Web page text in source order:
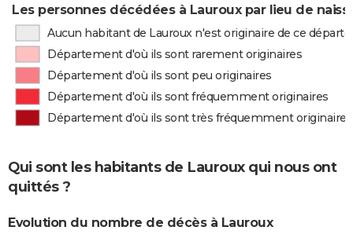
Les personnes décédées à Lauroux par lieu de
Aucun habitant de Lauroux n'est originaire de ce
Département d'où ils sont rarement originaires
Département d'où ils sont peu originaires
Département d'où ils sont fréquemment originaires
Département d'où ils sont très fréquemment originaires
Qui sont les habitants de Lauroux qui nous ont
quittés ?
Evolution du nombre de décès à Lauroux